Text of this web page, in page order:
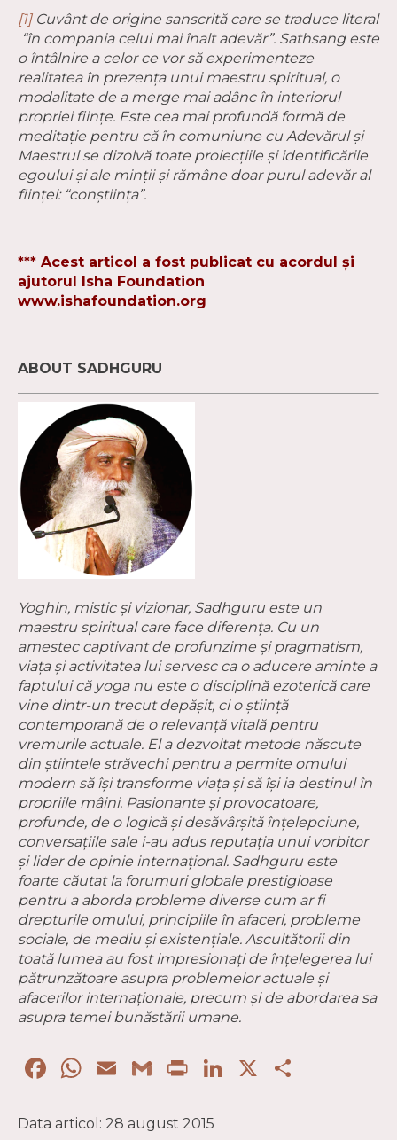
[1]Cuvânt de origine sanscrită care se traduce literal
“în compania celui mai înalt adevăr”. Sathsang este
o întâlnire a celor ce vor să experimenteze
realitatea în prezența unui maestru spiritual, o
modalitate de a merge mai adânc în interiorul
propriei ființe. Este cea mai profundă formă de
meditaţie pentru că în comuniune cu Adevărul şi
Maestrul se dizolvă toate proiecţiile şi identificările
egoului şi ale minţii și rămâne doar purul adevăr al
fiinţei: “conştiinţa”.
*** Acest articol a fost publicat cu acordul și
ajutorul Isha Foundation
www.ishafoundation.org
ABOUT SADHGURU
Yoghin, mistic și vizionar, Sadhguru este un
maestru spiritual care face diferența. Cu un
amestec captivant de profunzime și pragmatism,
viața și activitatea lui servesc ca o aducere aminte a
faptului că yoga nu este o disciplină ezoterică care
vine dintr-un trecut depășit, ci o știință
contemporană de o relevanță vitală pentru
vremurile actuale. El a dezvoltat metode născute
din știintele străvechi pentru a permite omului
modern să își transforme viața și să își ia destinul în
propriile mâini. Pasionante și provocatoare,
profunde, de o logică și desăvârșită înțelepciune,
conversațiile sale i-au adus reputația unui vorbitor
și lider de opinie internațional. Sadhguru este
foarte căutat la forumuri globale prestigioase
pentru a aborda probleme diverse cum ar fi
drepturile omului, principiile în afaceri, probleme
sociale, de mediu și existențiale. Ascultătorii din
toată lumea au fost impresionați de înțelegerea lui
pătrunzătoare asupra problemelor actuale și
afacerilor internaționale, precum și de abordarea sa
asupra temei bunăstării umane.
Facebook
WhatsApp
EmailGmail
PrintLinkedIn
X
Data articol: 28 august 2015